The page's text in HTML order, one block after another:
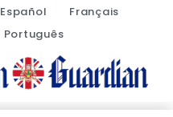
Español
Français
Português